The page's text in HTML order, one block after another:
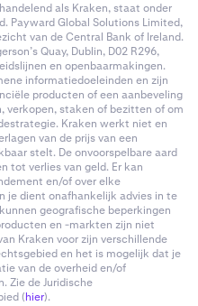
als Kraken, staat onder
Payward Global Solutions Limited,
van de Central Bank of Ireland.
Quay, Dublin, D02 R296,
en openbaarmakingen.
informatiedoeleinden en zijn
producten of een aanbeveling
verkopen, staken of bezitten of om
Kraken werkt niet en
van de prijs van een
stelt. De onvoorspelbare aard
tot verlies van geld. Er kan
en/of over elke
je dient onafhankelijk advies in te
geografische beperkingen
en -markten zijn niet
Kraken voor zijn verschillende
en het is mogelijk dat je
van de overheid en/of
Zie de Juridische
(hier).